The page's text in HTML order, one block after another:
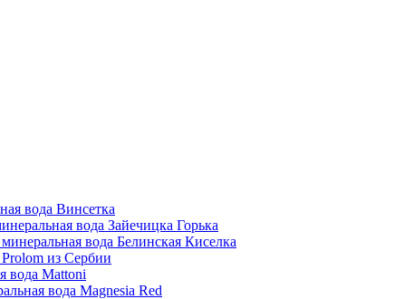
вода Винсетка
вода Зайечицка Горька
вода Белинская Киселка
из Сербии
вода Mattoni
вода Magnesia Red